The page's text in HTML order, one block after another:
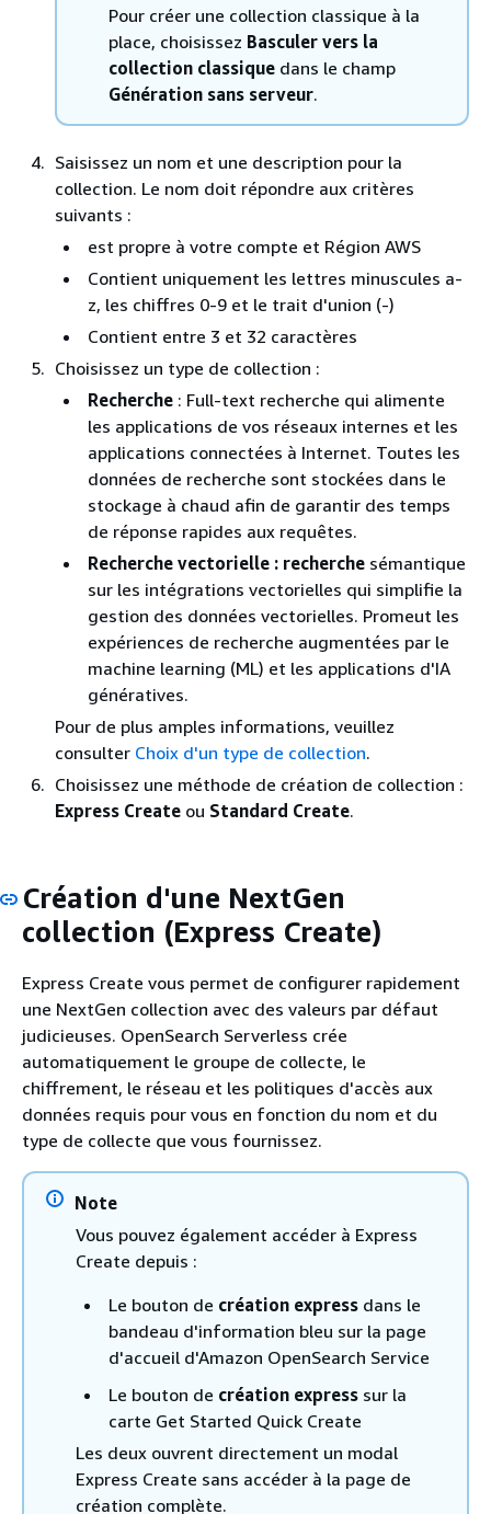
Pour créer une collection classique à la
place, choisissez Basculer vers la
collection classique dans le champ
Génération sans serveur.
Saisissez un nom et une description pour la
collection. Le nom doit répondre aux critères
suivants :
est propre à votre compte et Région AWS
Contient uniquement les lettres minuscules a-
z, les chiffres 0-9 et le trait d'union (-)
Contient entre 3 et 32 caractères
Choisissez un type de collection :
Recherche : Full-text recherche qui alimente
les applications de vos réseaux internes et les
applications connectées à Internet. Toutes les
données de recherche sont stockées dans le
stockage à chaud afin de garantir des temps
de réponse rapides aux requêtes.
Recherche vectorielle : recherche sémantique
sur les intégrations vectorielles qui simplifie la
gestion des données vectorielles. Promeut les
expériences de recherche augmentées par le
machine learning (ML) et les applications d'IA
génératives.
Pour de plus amples informations, veuillez
consulter Choix d'un type de collection.
Choisissez une méthode de création de collection :
Express Create ou Standard Create.
Création d'une NextGen
collection (Express Create)
Express Create vous permet de configurer rapidement
une NextGen collection avec des valeurs par défaut
judicieuses. OpenSearch Serverless crée
automatiquement le groupe de collecte, le
chiffrement, le réseau et les politiques d'accès aux
données requis pour vous en fonction du nom et du
type de collecte que vous fournissez.
Note
Vous pouvez également accéder à Express
Create depuis :
Le bouton de création express dans le
bandeau d'information bleu sur la page
d'accueil d'Amazon OpenSearch Service
Le bouton de création express sur la
carte Get Started Quick Create
Les deux ouvrent directement un modal
Express Create sans accéder à la page de
création complète.